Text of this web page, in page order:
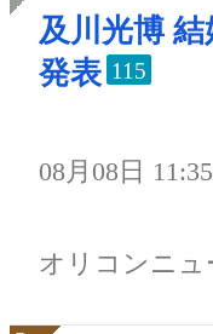
及川光博
発表 115
08月08日 11:35
オリコンニュ